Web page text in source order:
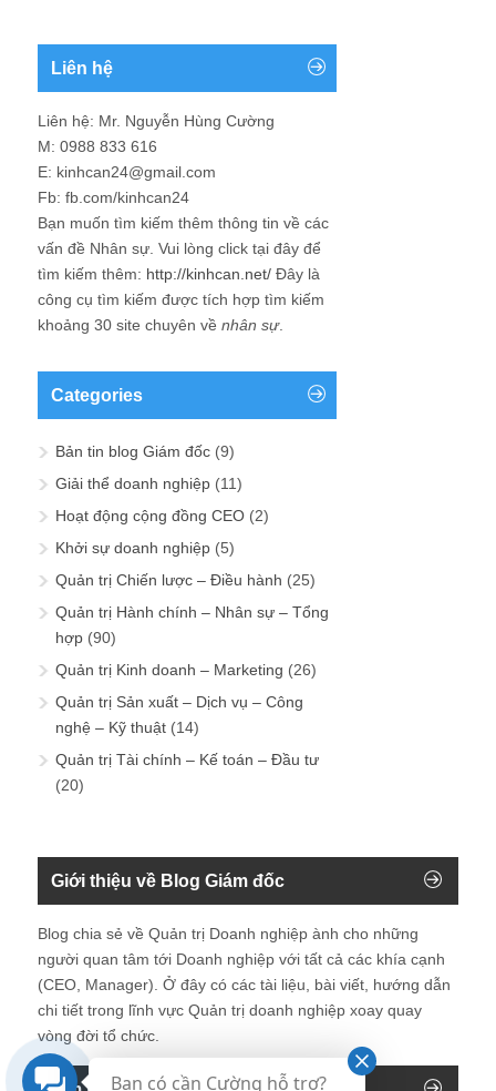
Liên hệ
Liên hệ: Mr. Nguyễn Hùng Cường
M: 0988 833 616
E: kinhcan24@gmail.com
Fb: fb.com/kinhcan24
Bạn muốn tìm kiếm thêm thông tin về các
vấn đề Nhân sự . Vui lòng click tại đây để
tìm kiếm thêm: http://kinhcan.net/ Đây là
công cụ tìm kiếm được tích hợp tìm kiếm
khoảng 30 site chuyên về nhân sự.
Categories
Bản tin blog Giám đốc (9)
Giải thể doanh nghiệp (11)
Hoạt động cộng đồng CEO (2)
Khởi sự doanh nghiệp (5)
Quản trị Chiến lược – Điều hành (25)
Quản trị Hành chính – Nhân sự – Tổng
hợp (90)
Quản trị Kinh doanh – Marketing (26)
Quản trị Sản xuất – Dịch vụ – Công
nghệ – Kỹ thuật (14)
Quản trị Tài chính – Kế toán – Đầu tư
(20)
Giới thiệu về Blog Giám đốc
Blog chia sẻ về Quản trị Doanh nghiệp ành cho những
người quan tâm tới Doanh nghiệp với tất cả các khía cạnh
(CEO, Manager). Ở đây có các tài liệu, bài viết, hướng dẫn
chi tiết trong lĩnh vực Quản trị doanh nghiệp xoay quay
vòng đời tổ chức.
Bạn có cần Cường hỗ trợ?